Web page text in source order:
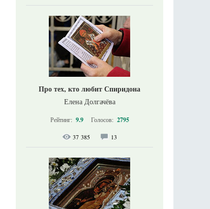
Про тех, кто любит Спиридона
Елена Долгачёва
Рейтинг: 9.9 Голосов: 2795
37 385 13